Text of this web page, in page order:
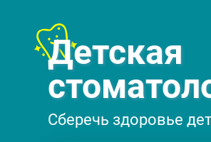
Детская
Сберечь здоровье